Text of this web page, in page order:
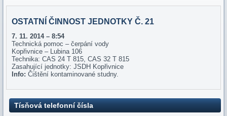
OSTATNÍ ČINNOST JEDNOTKY Č. 21
7. 11. 2014 – 8:54
Technická pomoc – čerpání vody
Kopřivnice – Lubina 106
Technika: CAS 24 T 815, CAS 32 T 815
Zasahující jednotky: JSDH Kopřivnice
Info: Čištění kontaminované studny.
Tísňová telefonní čísla